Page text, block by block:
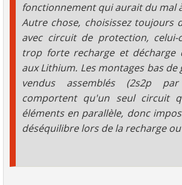
fonctionnement qui aurait du mal
Autre chose, choisissez toujours
avec circuit de protection,
trop forte recharge et décharge
aux Lithium. Les montages bas
vendus assemblés (2s2p
comportent qu'un seul circuit
éléments en parallèle, donc
déséquilibre lors de la recharge